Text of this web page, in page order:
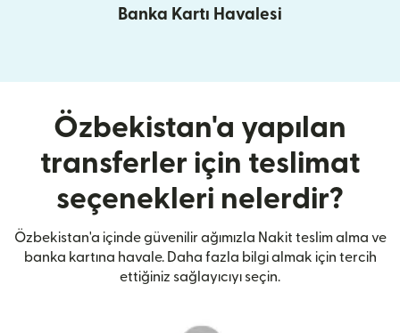
Banka Kartı Havalesi
Özbekistan'a yapılan
transferler için teslimat
seçenekleri nelerdir?
Özbekistan'a içinde güvenilir ağımızla Nakit teslim alma ve
banka kartına havale. Daha fazla bilgi almak için tercih
ettiğiniz sağlayıcıyı seçin.